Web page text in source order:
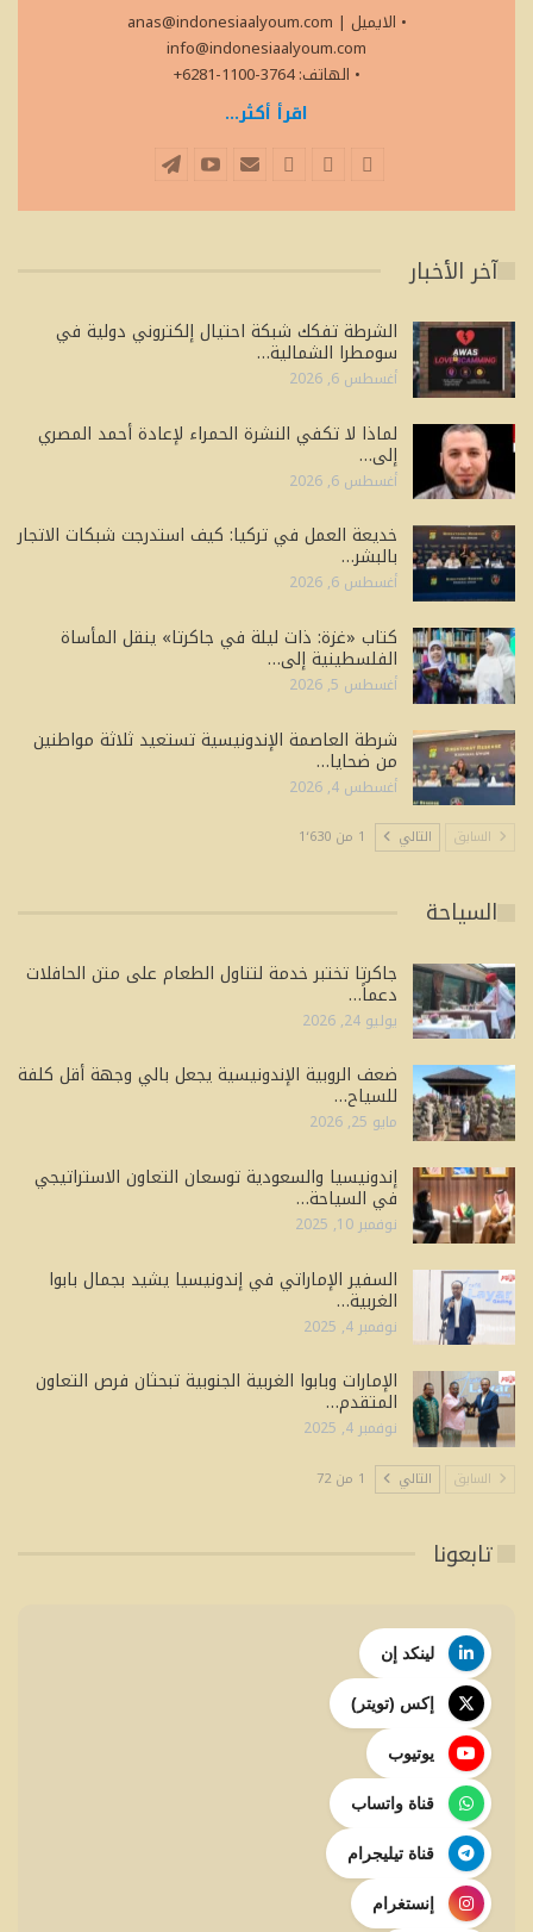
• الايميل
anas@indonesiaalyoum.com |
info@indonesiaalyoum.com
• الهاتف: 3764-1100-6281+
اقرأ أكثر...
آخر الأخبار
الشرطة تفكك شبكة احتيال إلكتروني دولية في
سومطرا الشمالية…
أغسطس 6, 2026
لماذا لا تكفي النشرة الحمراء لإعادة أحمد المصري
إلى…
أغسطس 6, 2026
خديعة العمل في تركيا: كيف استدرجت شبكات الاتجار
بالبشر…
أغسطس 6, 2026
كتاب «غزة: ذات ليلة في جاكرتا» ينقل المأساة
الفلسطينية إلى…
أغسطس 5, 2026
شرطة العاصمة الإندونيسية تستعيد ثلاثة مواطنين
من ضحايا…
أغسطس 4, 2026
السابق التالي 1 من 1٬630
السياحة
جاكرتا تختبر خدمة لتناول الطعام على متن الحافلات
دعماً…
يوليو 24, 2026
ضعف الروبية الإندونيسية يجعل بالي وجهة أقل كلفة
للسياح…
مايو 25, 2026
إندونيسيا والسعودية توسعان التعاون الاستراتيجي
في السياحة…
نوفمبر 10, 2025
السفير الإماراتي في إندونيسيا يشيد بجمال بابوا
الغربية…
نوفمبر 4, 2025
الإمارات وبابوا الغربية الجنوبية تبحثان فرص التعاون
المتقدم…
نوفمبر 4, 2025
السابق التالي 1 من 72
تابعونا
لينكد إن
إكس (تويتر)
يوتيوب
قناة واتساب
قناة تيليجرام
إنستغرام